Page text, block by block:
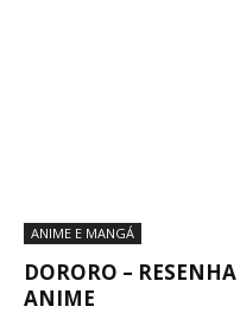
ANIME E MANGÁ
DORORO –
ANIME